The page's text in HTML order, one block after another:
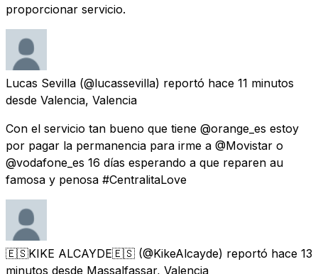
proporcionar servicio.
Lucas Sevilla (@lucassevilla) reportó hace 11 minutos
desde Valencia, Valencia
Con el servicio tan bueno que tiene @orange_es estoy
por pagar la permanencia para irme a @Movistar o
@vodafone_es 16 días esperando a que reparen au
famosa y penosa #CentralitaLove
🇪🇸KIKE ALCAYDE🇪🇸 (@KikeAlcayde) reportó hace 13
minutos desde Massalfassar, Valencia